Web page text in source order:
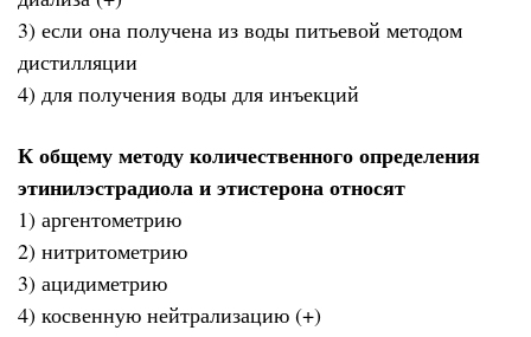
3) если она получена из воды питьевой методом
дистилляции
4) для получения воды для инъекций
К общему методу количественного определения
этинилэстрадиола и этистерона относят
1) аргентометрию
2) нитритометрию
3) ацидиметрию
4) косвенную нейтрализацию (+)